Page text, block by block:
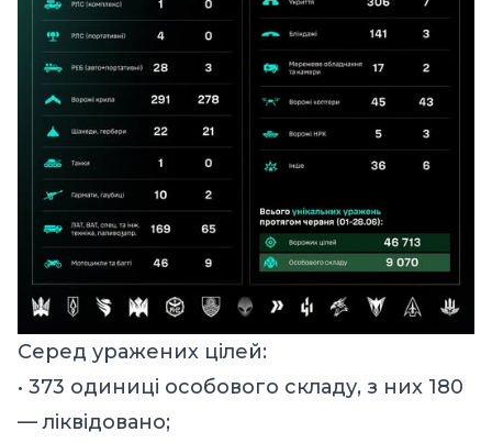
Серед уражених цілей:
• 373 одиниці особового складу, з них 180
— ліквідовано;